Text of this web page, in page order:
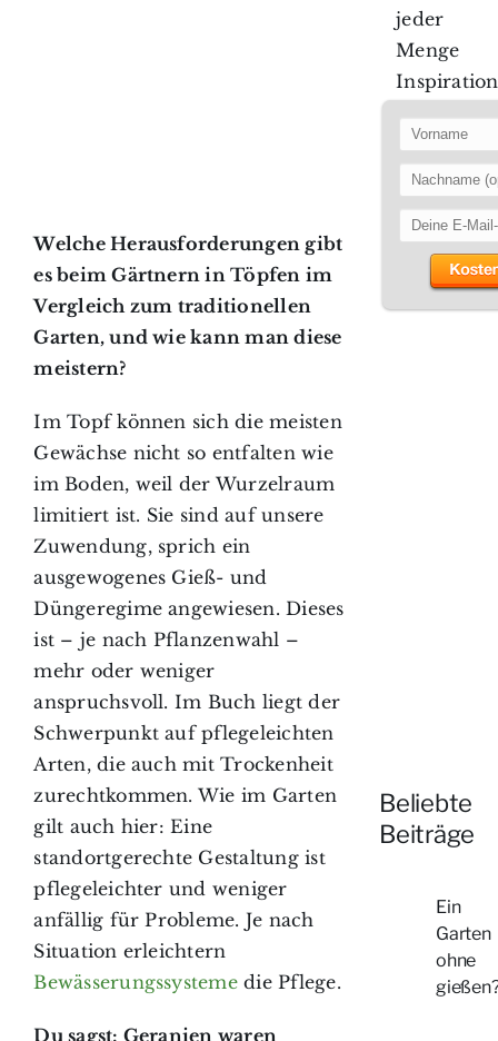
Welche Herausforderungen gibt
es beim Gärtnern in Töpfen im
Vergleich zum traditionellen
Garten, und wie kann man diese
meistern?
Im Topf können sich die meisten
Gewächse nicht so entfalten wie
im Boden, weil der Wurzelraum
limitiert ist. Sie sind auf unsere
Zuwendung, sprich ein
ausgewogenes Gieß- und
Düngeregime angewiesen. Dieses
ist – je nach Pflanzenwahl –
mehr oder weniger
anspruchsvoll. Im Buch liegt der
Schwerpunkt auf pflegeleichten
Arten, die auch mit Trockenheit
zurechtkommen. Wie im Garten
gilt auch hier: Eine
standortgerechte Gestaltung ist
pflegeleichter und weniger
anfällig für Probleme. Je nach
Situation erleichtern
Bewässerungssystemedie Pflege.
Du sagst: Geranien waren
jeder
Menge
Beliebte
Beiträge
Ein
Garten
ohne